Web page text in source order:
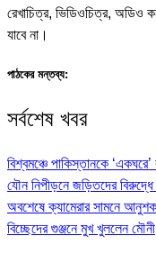
রেখাচিত্র, ভিডিওচিত্র, অডিও
যাবে না।
পাঠকের মন্তব্য:
সর্বশেষ খবর
বিশ্বমঞ্চে পাকিস্তানকে
যৌন নিপীড়নে জড়িতদের
অবশেষে ক্যামেরার সামনে
বিচ্ছেদের গুঞ্জনে মুখ খুললেন মৌনী